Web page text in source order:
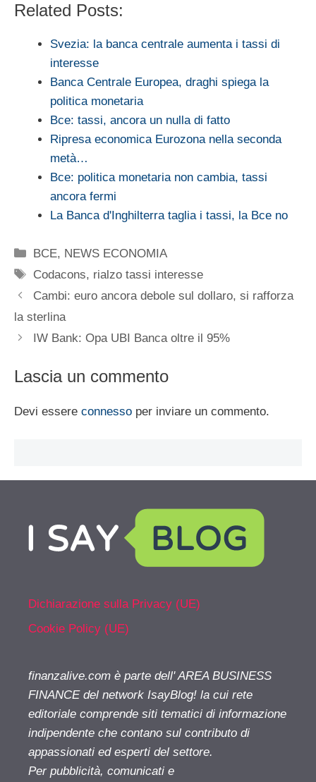
Related Posts:
Svezia: la banca centrale aumenta i tassi di
interesse
Banca Centrale Europea, draghi spiega la
politica monetaria
Bce: tassi, ancora un nulla di fatto
Ripresa economica Eurozona nella seconda
metà…
Bce: politica monetaria non cambia, tassi
ancora fermi
La Banca d'Inghilterra taglia i tassi, la Bce no
Categorie
BCE, NEWS ECONOMIA
Tag
Codacons, rialzo tassi interesse
Cambi: euro ancora debole sul dollaro, si rafforza
la sterlina
IW Bank: Opa UBI Banca oltre il 95%
Lascia un commento
Devi essere connesso per inviare un commento.
Dichiarazione sulla Privacy (UE)
Cookie Policy (UE)
finanzalive.com è parte dell' AREA BUSINESS
FINANCE del network IsayBlog! la cui rete
editoriale comprende siti tematici di informazione
indipendente che contano sul contributo di
appassionati ed esperti del settore.
Per pubblicità, comunicati e